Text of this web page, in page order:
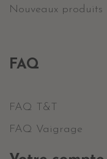
Nouveaux produits
FAQ
FAQ T&T
FAQ Vaigrage